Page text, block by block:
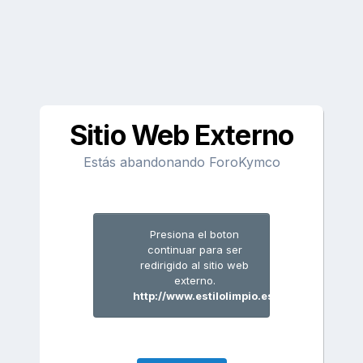
Sitio Web Externo
Estás abandonando ForoKymco
Presiona el boton
continuar para ser
redirigido al sitio web
externo.
http://www.estilolimpio.es/